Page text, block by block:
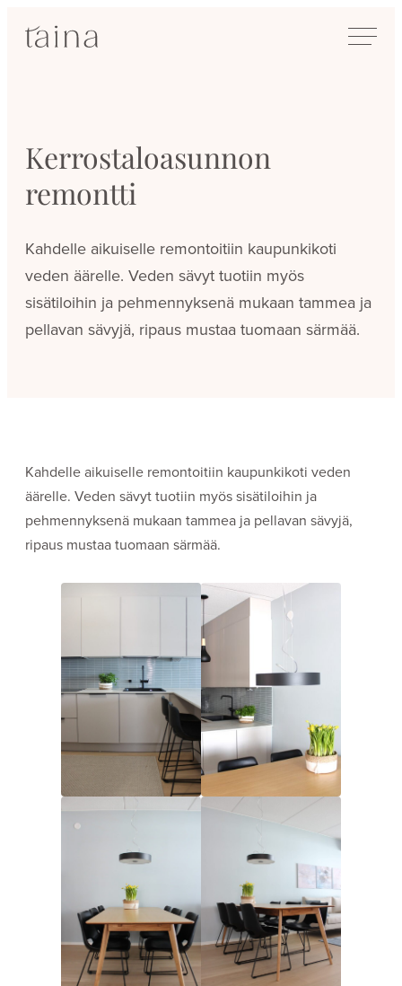
suoraan
SisustusTaina
Kerrostaloasunnon
remontti
Kahdelle aikuiselle remontoitiin kaupunkikoti
veden äärelle. Veden sävyt tuotiin myös
sisätiloihin ja pehmennyksenä mukaan tammea ja
pellavan sävyjä, ripaus mustaa tuomaan särmää.
Kahdelle aikuiselle remontoitiin kaupunkikoti veden
äärelle. Veden sävyt tuotiin myös sisätiloihin ja
pehmennyksenä mukaan tammea ja pellavan sävyjä,
ripaus mustaa tuomaan särmää.